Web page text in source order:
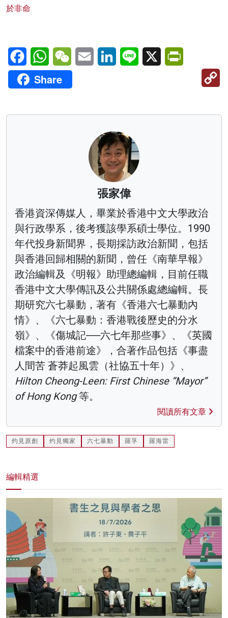
於非命
FacebookWhatsAppWeChatEmail LinkedInLine X
Share
張家偉
香港資深傳媒人，畢業於香港中文大學政治
與行政學系，後考獲該學系碩士學位。1990
年代投身新聞界，長期採訪政治新聞，包括
與香港回歸相關的新聞，曾任《南華早報》
政治編輯及《明報》助理總編輯，目前任職
香港中文大學傳訊及公共關係處總編輯。長
期研究六七暴動，著有《香港六七暴動內
情》、《六七暴動：香港戰後歷史的分水
嶺》、《傷城記──六七年那些事》、《英國
檔案中的香港前途》，合著作品包括《事盡
人間苦 蒼莽起風雲（社協五十年）》、
Hilton Cheong-Leen: First Chinese “Mayor”
of Hong Kong等。
閱讀所有文章
灼見原創 灼見獨家 六七暴動 羅孚 羅海雷
編輯精選